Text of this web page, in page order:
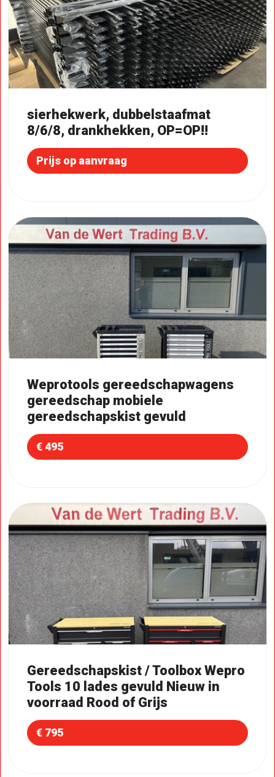
sierhekwerk, dubbelstaafmat
8/6/8, drankhekken, OP=OP!!
Prijs op aanvraag
Weprotools gereedschapwagens
gereedschap mobiele
gereedschapskist gevuld
€ 495
Gereedschapskist / Toolbox Wepro
Tools 10 lades gevuld Nieuw in
voorraad Rood of Grijs
€ 795